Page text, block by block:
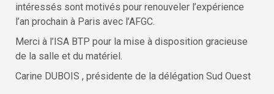
intéressés sont motivés pour renouveler l’expérience
l’an prochain à Paris avec l’AFGC.
Merci à l’ISA BTP pour la mise à disposition gracieuse
de la salle et du matériel.
Carine DUBOIS , présidente de la délégation Sud Ouest